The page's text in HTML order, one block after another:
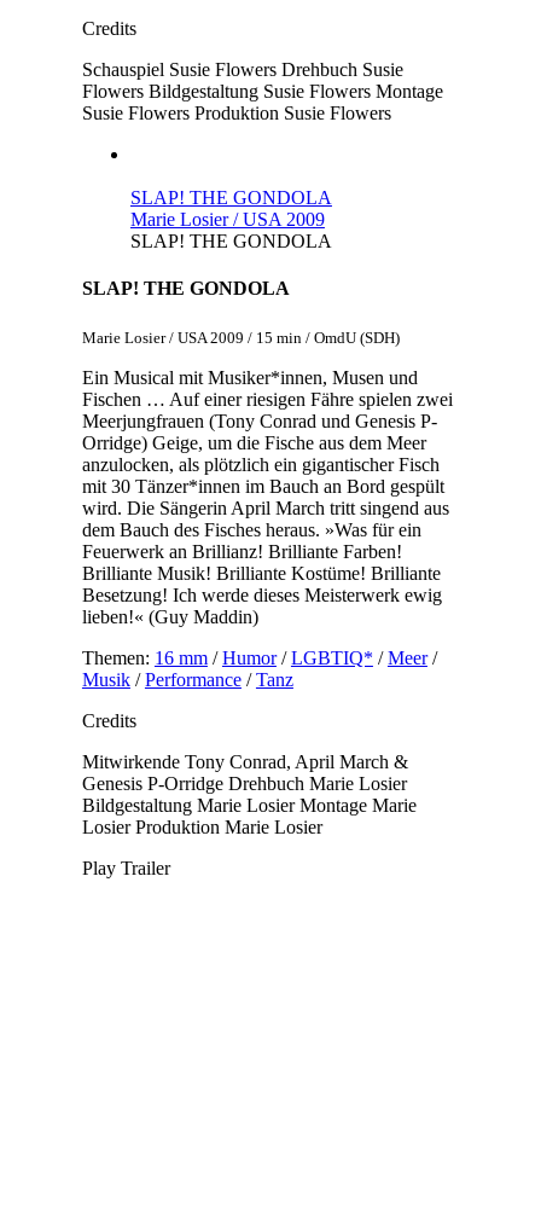
Credits
Schauspiel Susie Flowers Drehbuch Susie
Flowers Bildgestaltung Susie Flowers Montage
Susie Flowers Produktion Susie Flowers
SLAP! THE GONDOLA
Marie Losier / USA 2009
SLAP! THE GONDOLA
SLAP! THE GONDOLA
Marie Losier / USA 2009 / 15 min / OmdU (SDH)
Ein Musical mit Musiker*innen, Musen und
Fischen … Auf einer riesigen Fähre spielen zwei
Meerjungfrauen (Tony Conrad und Genesis P-
Orridge) Geige, um die Fische aus dem Meer
anzulocken, als plötzlich ein gigantischer Fisch
mit 30 Tänzer*innen im Bauch an Bord gespült
wird. Die Sängerin April March tritt singend aus
dem Bauch des Fisches heraus. »Was für ein
Feuerwerk an Brillianz! Brilliante Farben!
Brilliante Musik! Brilliante Kostüme! Brilliante
Besetzung! Ich werde dieses Meisterwerk ewig
lieben!« (Guy Maddin)
Themen: 16 mm/Humor/LGBTIQ* /Meer/
Musik/Performance/Tanz
Credits
Mitwirkende Tony Conrad, April March &
Genesis P-Orridge Drehbuch Marie Losier
Bildgestaltung Marie Losier Montage Marie
Losier Produktion Marie Losier
Play Trailer